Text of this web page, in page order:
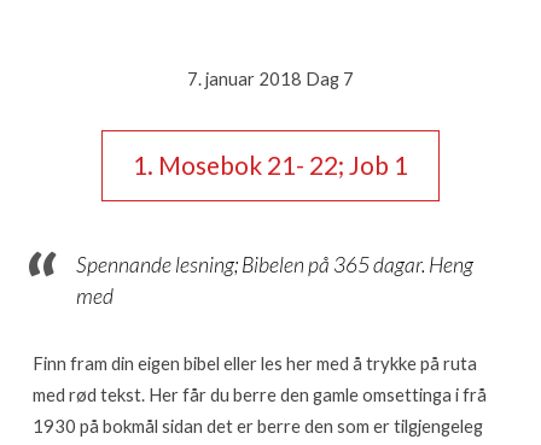
–
7
7. januar 2018 Dag 7
1. Mosebok 21- 22; Job 1
Spennande lesning; Bibelen på 365 dagar. Heng
med
Finn fram din eigen bibel eller les her med å trykke på ruta
med rød tekst. Her får du berre den gamle omsettinga i frå
1930 på bokmål sidan det er berre den som er tilgjengeleg